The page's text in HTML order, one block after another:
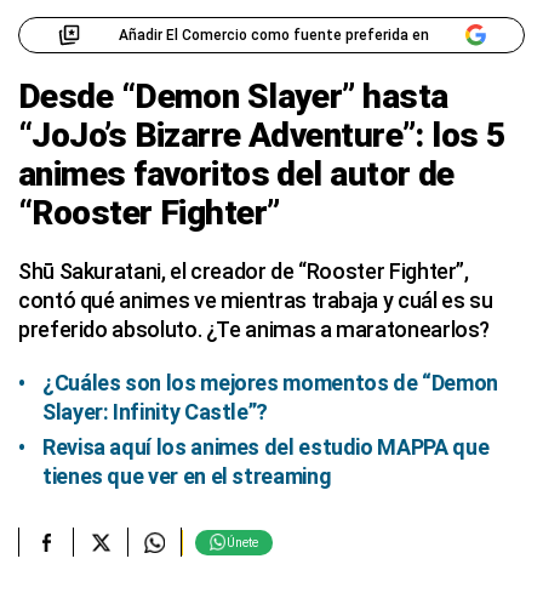
Añadir El Comercio como fuente preferida en
Desde “Demon Slayer” hasta
“JoJo’s Bizarre Adventure”: los 5
animes favoritos del autor de
“Rooster Fighter”
Shū Sakuratani, el creador de “Rooster Fighter”,
contó qué animes ve mientras trabaja y cuál es su
preferido absoluto. ¿Te animas a maratonearlos?
¿Cuáles son los mejores momentos de “Demon
Slayer: Infinity Castle”?
Revisa aquí los animes del estudio MAPPA que
tienes que ver en el streaming
Únete